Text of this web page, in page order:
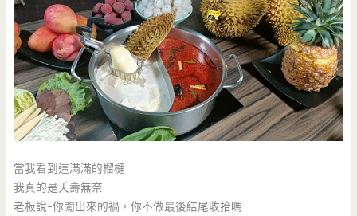
當我看到這滿滿的榴槤
我真的是夭壽無奈
老板說~你闖出來的禍，你不做最後結尾收拾嗎